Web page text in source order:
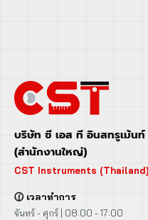
บริษัท ซี เอส ที อินสทรูเม้น
(สำนักงานใหญ่)
CST Instruments
🕜 เวลาทำการ
จันทร์ - ศุกร์ | 08:00 - 17:00